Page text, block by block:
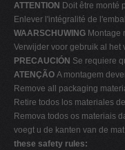
ATTENTION Doit être monté
Enlever l'intégralité de
WAARSCHUWING Montage
Verwijder voor gebruik al het
PRECAUCIÓN Se requiere
ATENÇÃO A montagem
Remove all packaging
Retire todos los materiales
Remova todos os materiais
voegt u de kanten van de
these safety rules: